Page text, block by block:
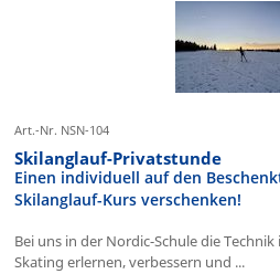
Art.-Nr. NSN-104
Skilanglauf-Privatstunde
Einen individuell auf den
Skilanglauf-Kurs verschenken!
Bei uns in der Nordic-Schule die
Skating erlernen, verbessern und ...